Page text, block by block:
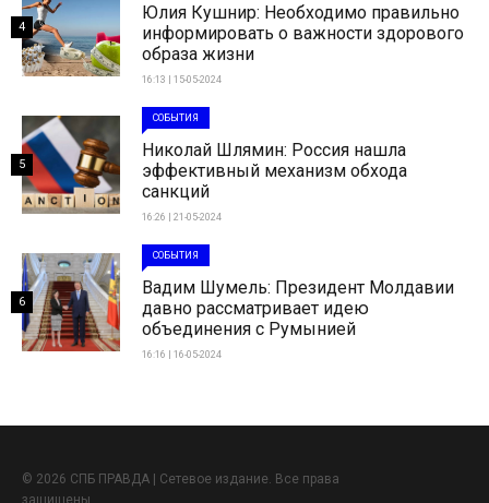
Юлия Кушнир: Необходимо правильно
информировать о важности здорового
образа жизни
16:13 | 15-05-2024
4
СОБЫТИЯ
Николай Шлямин: Россия нашла
эффективный механизм обхода
санкций
16:26 | 21-05-2024
5
СОБЫТИЯ
Вадим Шумель: Президент Молдавии
давно рассматривает идею
объединения с Румынией
16:16 | 16-05-2024
6
© 2026 СПБ ПРАВДА | Сетевое издание. Все права
защищены.